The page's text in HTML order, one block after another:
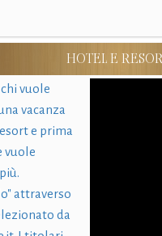
HOTEL E
vuole
vacanza
e prima
vuole
attraverso
da